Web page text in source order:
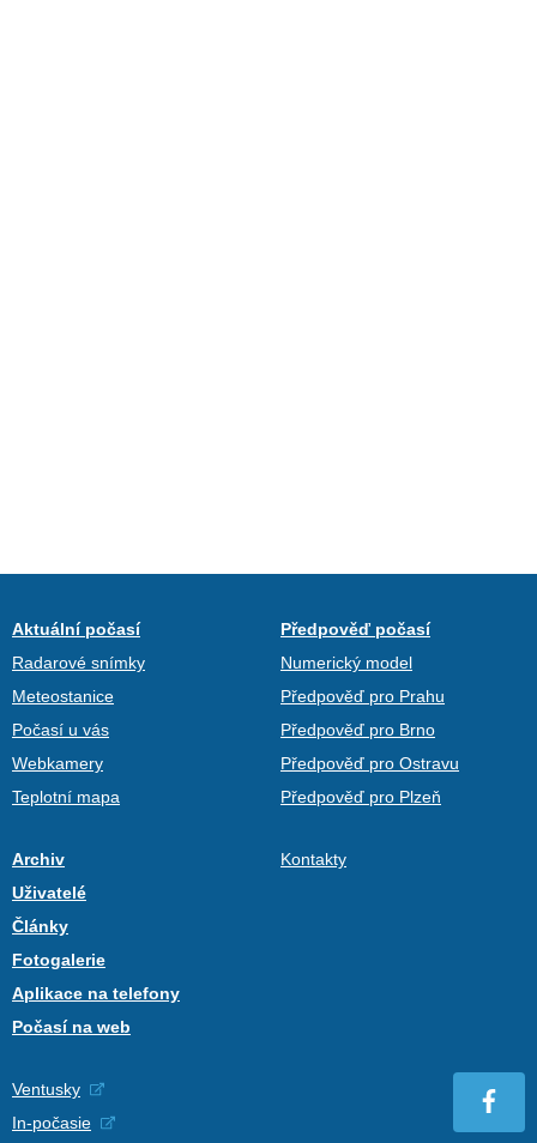
Aktuální počasí
Radarové snímky
Meteostanice
Počasí u vás
Webkamery
Teplotní mapa
Předpověď počasí
Numerický model
Předpověď pro Prahu
Předpověď pro Brno
Předpověď pro Ostravu
Předpověď pro Plzeň
Archiv
Uživatelé
Články
Fotogalerie
Aplikace na telefony
Počasí na web
Kontakty
Ventusky
In-počasie